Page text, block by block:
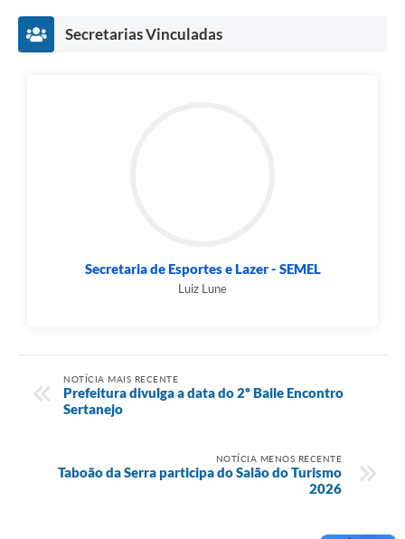
Secretarias Vinculadas
Secretaria de Esportes e Lazer - SEMEL
Luiz Lune
NOTÍCIA MAIS RECENTE
Prefeitura divulga a data do 2º Baile Encontro
Sertanejo
NOTÍCIA MENOS RECENTE
Taboão da Serra participa do Salão do Turismo
2026